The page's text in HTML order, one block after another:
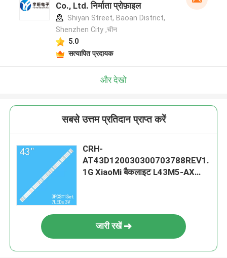
Co., Ltd. निर्माता प्रोफ़ाइल
Shiyan Street, Baoan District,
Shenzhen City ,चीन
5.0
सत्यापित प्रदायक
और देखो
सबसे उत्तम प्रतिदान प्राप्त करें
CRH-
AT43D120030300703788REV1.
1G XiaoMi बैकलाइट L43M5-AX
जारी रखें